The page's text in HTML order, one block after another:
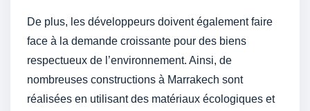
De plus, les développeurs doivent également faire
face à la demande croissante pour des biens
respectueux de l’environnement. Ainsi, de
nombreuses constructions à Marrakech sont
réalisées en utilisant des matériaux écologiques et